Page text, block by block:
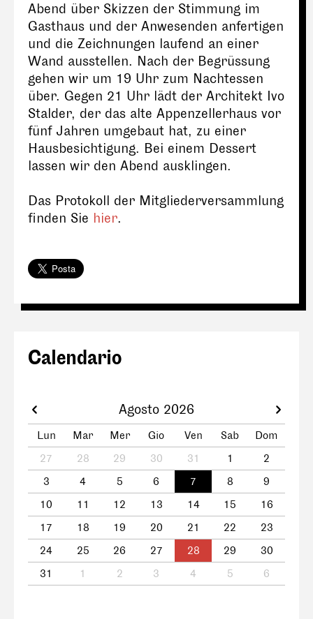
Abend über Skizzen der Stimmung im
Gasthaus und der Anwesenden anfertigen
und die Zeichnungen laufend an einer
Wand ausstellen. Nach der Begrüssung
gehen wir um 19 Uhr zum Nachtessen
über. Gegen 21 Uhr lädt der Architekt Ivo
Stalder, der das alte Appenzellerhaus vor
fünf Jahren umgebaut hat, zu einer
Hausbesichtigung. Bei einem Dessert
lassen wir den Abend ausklingen.
Das Protokoll der Mitgliederversammlung
finden Sie hier.
Calendario
Agosto 2026
Lun Mar Mer Gio Ven Sab
Dom
27
28 29 30 31 1
2
3
4 5 6 7 8
9
10
11 12 13 14 15
16
17
18 19 20 21 22
23
24
25 26 27 28 29
30
31
1 2 3 4 5 6